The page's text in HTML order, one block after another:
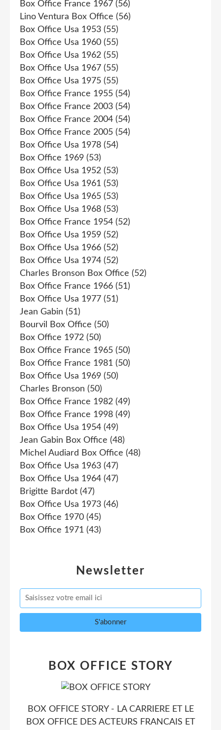
Newsletter
Box Office France 1967 (56)
Lino Ventura Box Office (56)
Box Office Usa 1953 (55)
Box Office Usa 1960 (55)
Box Office Usa 1962 (55)
Box Office Usa 1967 (55)
Box Office Usa 1975 (55)
Box Office France 1955 (54)
Box Office France 2003 (54)
Box Office France 2004 (54)
Box Office France 2005 (54)
Box Office Usa 1978 (54)
Box Office 1969 (53)
Box Office Usa 1952 (53)
Box Office Usa 1961 (53)
Box Office Usa 1965 (53)
Box Office Usa 1968 (53)
Box Office France 1954 (52)
Box Office Usa 1959 (52)
Box Office Usa 1966 (52)
Box Office Usa 1974 (52)
Charles Bronson Box Office (52)
Box Office France 1966 (51)
Box Office Usa 1977 (51)
Jean Gabin (51)
Bourvil Box Office (50)
Box Office 1972 (50)
Box Office France 1965 (50)
Box Office France 1981 (50)
Box Office Usa 1969 (50)
Charles Bronson (50)
Box Office France 1982 (49)
Box Office France 1998 (49)
Box Office Usa 1954 (49)
Jean Gabin Box Office (48)
Michel Audiard Box Office (48)
Box Office Usa 1963 (47)
Box Office Usa 1964 (47)
Brigitte Bardot (47)
Box Office Usa 1973 (46)
Box Office 1970 (45)
Box Office 1971 (43)
BOX OFFICE STORY
BOX OFFICE STORY - LA CARRIERE ET LE
BOX OFFICE DES ACTEURS FRANCAIS ET